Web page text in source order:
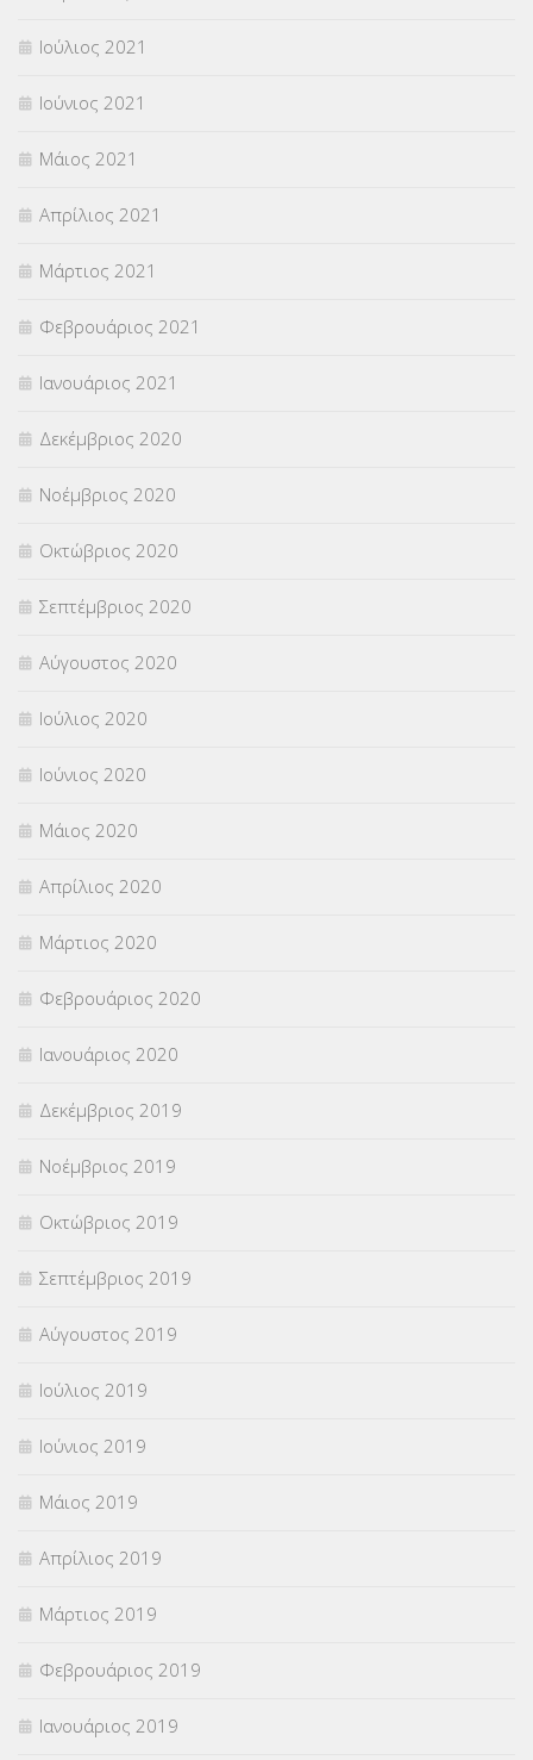
Ιούλιος 2021
Ιούνιος 2021
Μάιος 2021
Απρίλιος 2021
Μάρτιος 2021
Φεβρουάριος 2021
Ιανουάριος 2021
Δεκέμβριος 2020
Νοέμβριος 2020
Οκτώβριος 2020
Σεπτέμβριος 2020
Αύγουστος 2020
Ιούλιος 2020
Ιούνιος 2020
Μάιος 2020
Απρίλιος 2020
Μάρτιος 2020
Φεβρουάριος 2020
Ιανουάριος 2020
Δεκέμβριος 2019
Νοέμβριος 2019
Οκτώβριος 2019
Σεπτέμβριος 2019
Αύγουστος 2019
Ιούλιος 2019
Ιούνιος 2019
Μάιος 2019
Απρίλιος 2019
Μάρτιος 2019
Φεβρουάριος 2019
Ιανουάριος 2019